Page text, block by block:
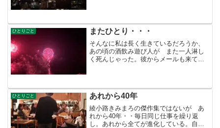
おばさんになって訳もな...
ひとりごと またひとり・・・
そんなに私は長く生きているだろうか、
あの頃の酒飲み遊び人が また一人淋し
く死んじゃった。彼からメールも来てい
メールがきたのはそのメー...
ひとりごと あれから40年
綾小路きみまろの傑作集ではないが あ
れから40年・・毎日同じ仕事を繰り返
し。あれから全てが進化している。自分